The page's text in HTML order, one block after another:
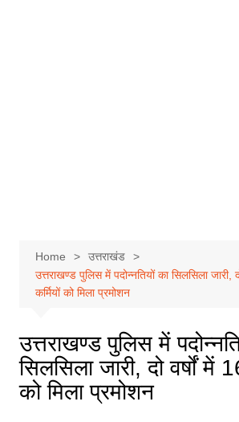
Home
उत्तराखंड
उत्तराखण्ड पुलिस में पदोन्नतियों का सिलसिला जारी,
कर्मियों को मिला प्रमोशन
उत्तराखण्ड पुलिस में
सिलसिला जारी, दो वर्षों में
को मिला प्रमोशन